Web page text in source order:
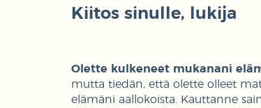
Kiitos sinulle, lukija
Olette kulkeneet mukanani
mutta tiedän, että olette olleet
elämäni aallokoista. Kauttanne